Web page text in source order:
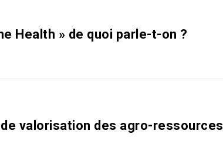
Health » de quoi parle-t-on ?
valorisation des agro-ressources